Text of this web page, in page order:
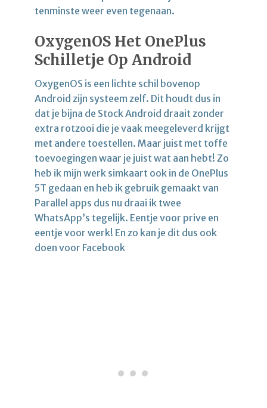
tenminste weer even tegenaan.
OxygenOS Het OnePlus
Schilletje Op Android
OxygenOS is een lichte schil bovenop
Android zijn systeem zelf. Dit houdt dus in
dat je bijna de Stock Android draait zonder
extra rotzooi die je vaak meegeleverd krijgt
met andere toestellen. Maar juist met toffe
toevoegingen waar je juist wat aan hebt! Zo
heb ik mijn werk simkaart ook in de OnePlus
5T gedaan en heb ik gebruik gemaakt van
Parallel apps dus nu draai ik twee
WhatsApp’s tegelijk. Eentje voor prive en
eentje voor werk! En zo kan je dit dus ook
doen voor Facebook